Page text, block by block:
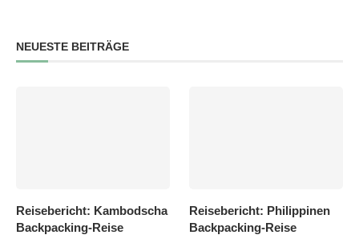
NEUESTE BEITRÄGE
Reisebericht: Kambodscha
Backpacking-Reise
Reisebericht: Philippinen
Backpacking-Reise